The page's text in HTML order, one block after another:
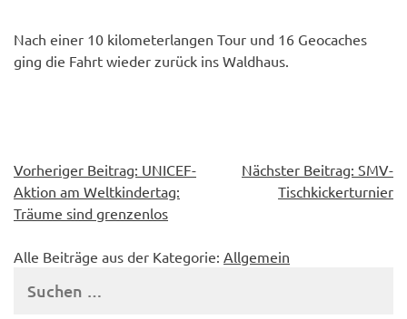
Nach einer 10 kilometerlangen Tour und 16 Geocaches
ging die Fahrt wieder zurück ins Waldhaus.
Beitragsnavigation
Vorheriger Beitrag: UNICEF-
Aktion am Weltkindertag:
Träume sind grenzenlos
Nächster Beitrag: SMV-
Tischkickerturnier
Alle Beiträge aus der Kategorie: Allgemein
nach: